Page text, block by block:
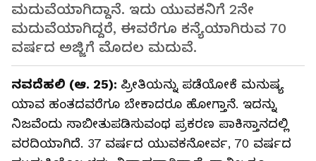
ಮದುವೆಯಾಗಿದ್ದಾನೆ. ಇದು ಯುವಕನಿಗೆ 2ನೇ
ಮದುವೆಯಾಗಿದ್ದರೆ, ಈವರೆಗೂ ಕನ್ಯೆಯಾಗಿರುವ 70
ವರ್ಷದ ಅಜ್ಜಿಗೆ ಮೊದಲ ಮದುವೆ.
ನವದೆಹಲಿ (ಆ. 25): ಪ್ರೀತಿಯನ್ನು ಪಡೆಯೋಕೆ ಮನುಷ್ಯ
ಯಾವ ಹಂತದವರೆಗೂ ಬೇಕಾದರೂ ಹೋಗ್ತಾನೆ. ಇದನ್ನು
ನಿಜವೆಂದು ಸಾಬೀತುಪಡಿಸುವಂಥ ಪ್ರಕರಣ ಪಾಕಿಸ್ತಾನದಲ್ಲಿ
ವರದಿಯಾಗಿದೆ. 37 ವರ್ಷದ ಯುವಕನೋರ್ವ, 70 ವರ್ಷದ